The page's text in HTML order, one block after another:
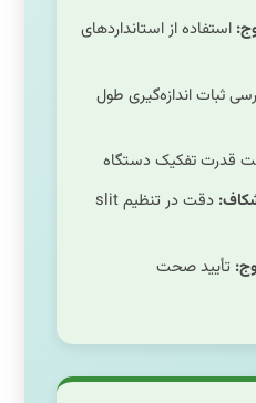
استفاده از استانداردهای
ثبات اندازه‌گیری طول
قدرت تفکیک دستگاه
دقت در تنظیم slit
تأیید صحت